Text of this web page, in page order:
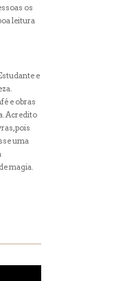
os
leitura
e
e obras
Acredito
pois
uma
magia.